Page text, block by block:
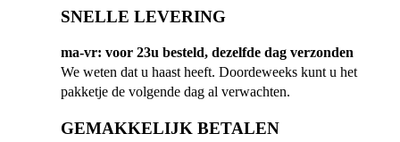
SNELLE LEVERING
ma-vr: voor 23u besteld, dezelfde dag verzonden
We weten dat u haast heeft. Doordeweeks kunt u het
pakketje de volgende dag al verwachten.
GEMAKKELIJK BETALEN